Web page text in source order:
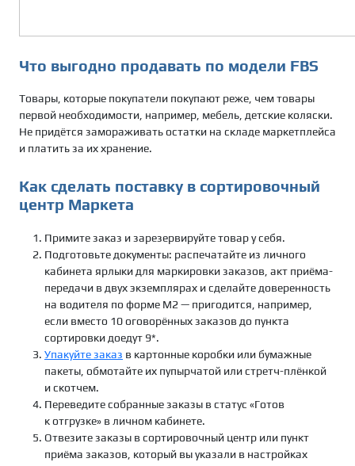
Что выгодно продавать по модели FBS
Товары, которые покупатели покупают реже, чем товары
первой необходимости, например, мебель, детские коляски.
Не придётся замораживать остатки на складе маркетплейса
и платить за их хранение.
Как сделать поставку в сортировочный
центр Маркета
Примите заказ и зарезервируйте товар у себя.
Подготовьте документы: распечатайте из личного
кабинета ярлыки для маркировки заказов, акт приёма-
передачи в двух экземплярах и сделайте доверенность
на водителя по форме М2 — пригодится, например,
если вместо 10 оговорённых заказов до пункта
сортировки доедут 9*.
Упакуйте заказ в картонные коробки или бумажные
пакеты, обмотайте их пупырчатой или стретч-плёнкой
и скотчем.
Переведите собранные заказы в статус «Готов
к отгрузке» в личном кабинете.
Отвезите заказы в сортировочный центр или пункт
приёма заказов, который вы указали в настройках